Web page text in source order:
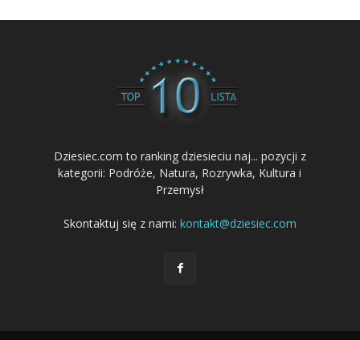
Dziesiec.com to ranking dziesieciu naj... pozycji z
kategorii: Podróże, Natura, Rozrywka, Kultura i
Przemysł
Skontaktuj się z nami: kontakt@dziesiec.com